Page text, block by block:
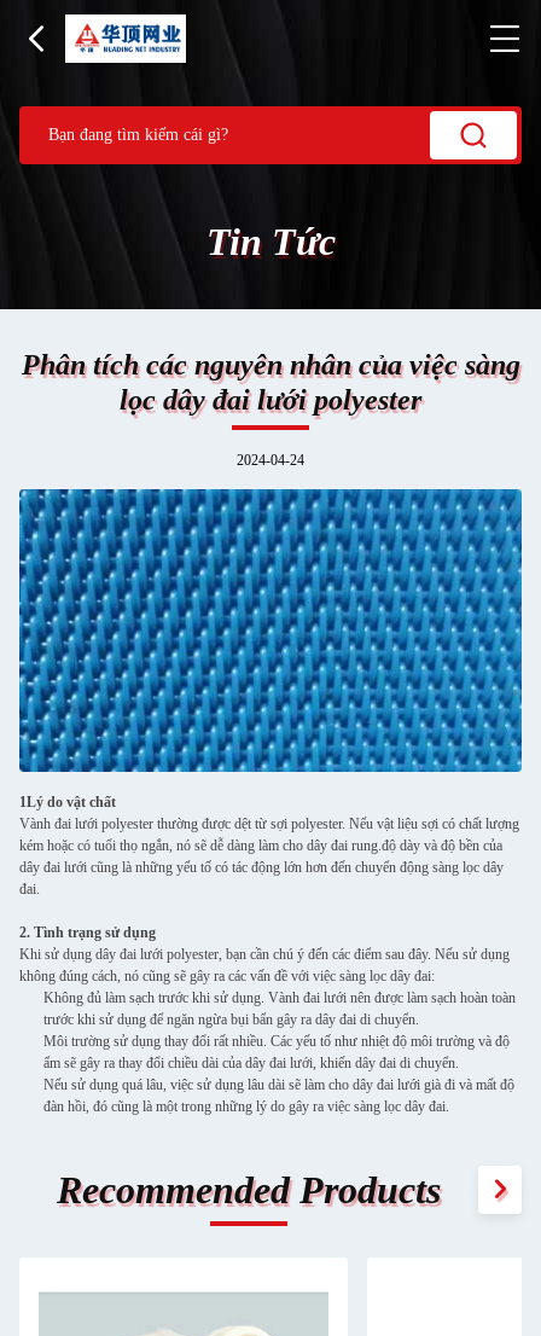
Tin Tức
Phân tích các nguyên nhân của việc sàng
lọc dây đai lưới polyester
2024-04-24
1Lý do vật chất
Vành đai lưới polyester thường được dệt từ sợi polyester. Nếu vật liệu sợi có chất lượng
kém hoặc có tuổi thọ ngắn, nó sẽ dễ dàng làm cho dây đai rung.độ dày và độ bền của
dây đai lưới cũng là những yếu tố có tác động lớn hơn đến chuyển động sàng lọc dây
đai.
2. Tình trạng sử dụng
Khi sử dụng dây đai lưới polyester, bạn cần chú ý đến các điểm sau đây. Nếu sử dụng
không đúng cách, nó cũng sẽ gây ra các vấn đề với việc sàng lọc dây đai:
Không đủ làm sạch trước khi sử dụng. Vành đai lưới nên được làm sạch hoàn toàn
trước khi sử dụng để ngăn ngừa bụi bẩn gây ra dây đai di chuyển.
Môi trường sử dụng thay đổi rất nhiều. Các yếu tố như nhiệt độ môi trường và độ
ẩm sẽ gây ra thay đổi chiều dài của dây đai lưới, khiến dây đai di chuyển.
Nếu sử dụng quá lâu, việc sử dụng lâu dài sẽ làm cho dây đai lưới già đi và mất độ
đàn hồi, đó cũng là một trong những lý do gây ra việc sàng lọc dây đai.
Recommended Products